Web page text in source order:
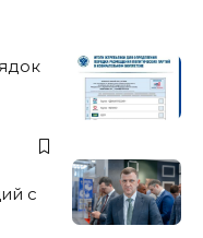
с